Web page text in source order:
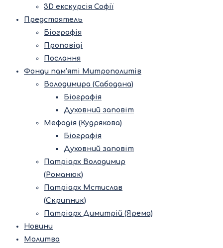
3D екскурсія Софії
Предстоятель
Біографія
Проповіді
Послання
Фонди пам’яті Митрополитів
Володимира (Сабодана)
Біографія
Духовний заповіт
Мефодія (Кудрякова)
Біографія
Духовний заповіт
Патріарх Володимир
(Романюк)
Патріарх Мстислав
(Скрипник)
Патріарх Димитрій (Ярема)
Новини
Молитва